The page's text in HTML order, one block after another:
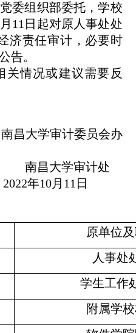
委组织部委托，学校
11日起对原人事处处
济责任审计，必要时
告。
关情况或建议需要反
南昌大学审计委员会办
审计处
月11日
原单位
人事处
学生工作
附属学